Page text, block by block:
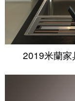
2019米蘭